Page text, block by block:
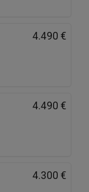
4.490 €
4.490 €
4.300 €